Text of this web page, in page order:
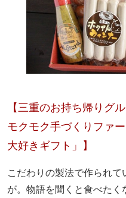
【三重のお持ち帰りグ
モクモク手づくりファ
大好きギフト」】
こだわりの製法で作られ
が。物語を聞くと食べたく